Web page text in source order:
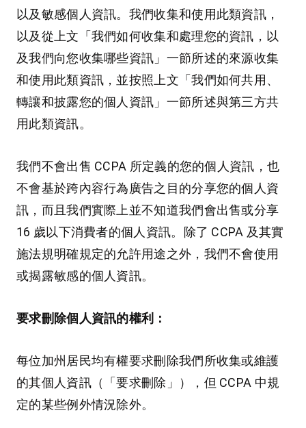
以及敏感個人資訊。我們收集和使用此類資訊，
以及從上文「我們如何收集和處理您的資訊，以
及我們向您收集哪些資訊」一節所述的來源收集
和使用此類資訊，並按照上文「我們如何共用、
轉讓和披露您的個人資訊」一節所述與第三方共
用此類資訊。
我們不會出售 CCPA 所定義的您的個人資訊，也
不會基於跨內容行為廣告之目的分享您的個人資
訊，而且我們實際上並不知道我們會出售或分享
16 歲以下消費者的個人資訊。除了 CCPA 及其實
施法規明確規定的允許用途之外，我們不會使用
或揭露敏感的個人資訊。
要求刪除個人資訊的權利：
每位加州居民均有權要求刪除我們所收集或維護
的其個人資訊（「要求刪除」），但 CCPA 中規
定的某些例外情況除外。